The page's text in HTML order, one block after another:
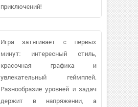
приключений!
Игра затягивает с первых
минут: интересный стиль,
красочная графика и
увлекательный геймплей.
Разнообразие уровней и задач
держит в напряжении, а